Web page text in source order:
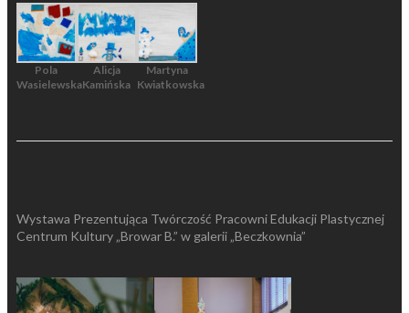
Pola
Wasielewska
Alicja
Kamińska
Martyna
Kwiatkowska
Wystawa Prezentująca Twórczość Pracowni Edukacji Plastycznej
Centrum Kultury „Browar B.” w galerii „Beczkownia”